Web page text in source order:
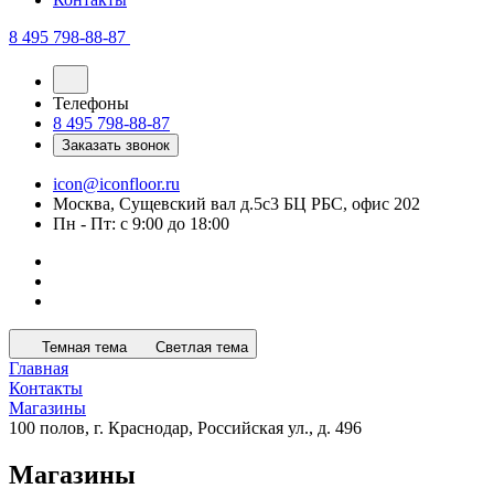
8 495 798-88-87
Телефоны
8 495 798-88-87
Заказать звонок
icon@iconfloor.ru
Москва, Сущевский вал д.5с3 БЦ РБС, офис 202
Пн - Пт: с 9:00 до 18:00
Темная тема Светлая тема
Главная
Контакты
Магазины
100 полов, г. Краснодар, Российская ул., д. 496
Магазины